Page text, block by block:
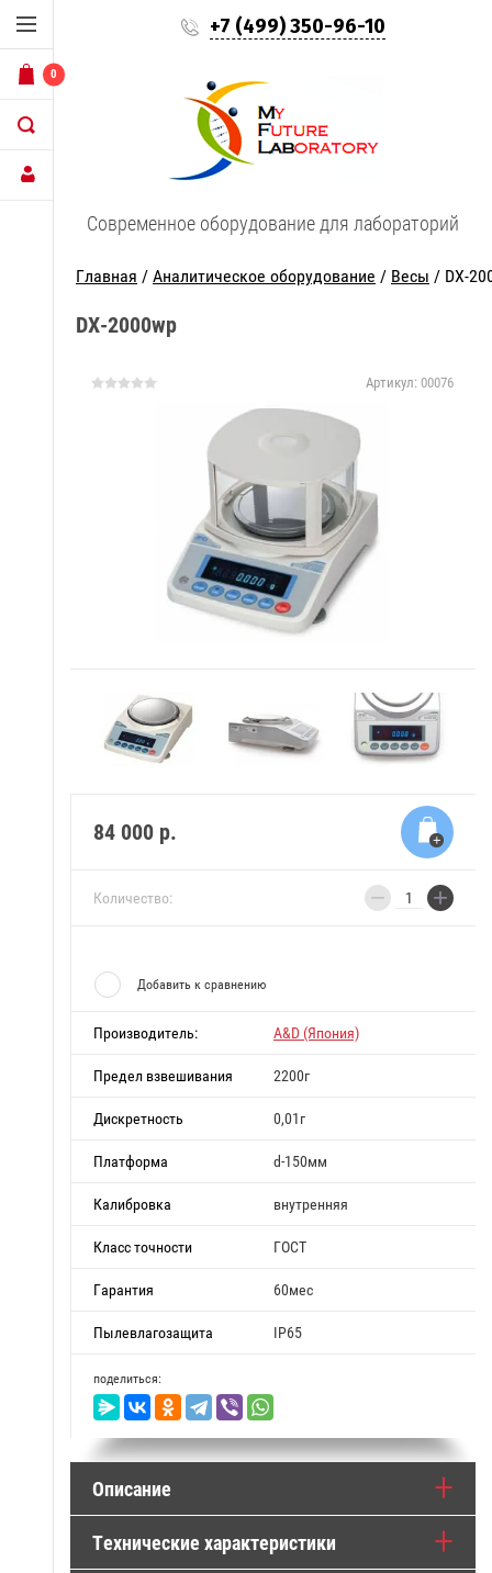
0
+7 (499) 350-96-10
Современное оборудование для лабораторий
Главная / Аналитическое оборудование / Весы / DX-
DX-2000wp
Артикул: 00076
84 000 р.
Количество: − +
Добавить к сравнению
Производитель: A&D (Япония)
Предел взвешивания 2200г
Дискретность 0,01г
Платформа d-150мм
Калибровка внутренняя
Класс точности ГОСТ
Гарантия 60мес
Пылевлагозащита IP65
поделиться:
Описание
Технические характеристики